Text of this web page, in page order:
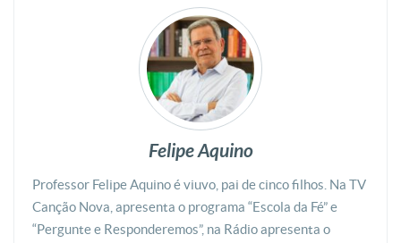
Felipe Aquino
Professor Felipe Aquino é viuvo, pai de cinco filhos. Na TV
Canção Nova, apresenta o programa “Escola da Fé” e
“Pergunte e Responderemos”, na Rádio apresenta o